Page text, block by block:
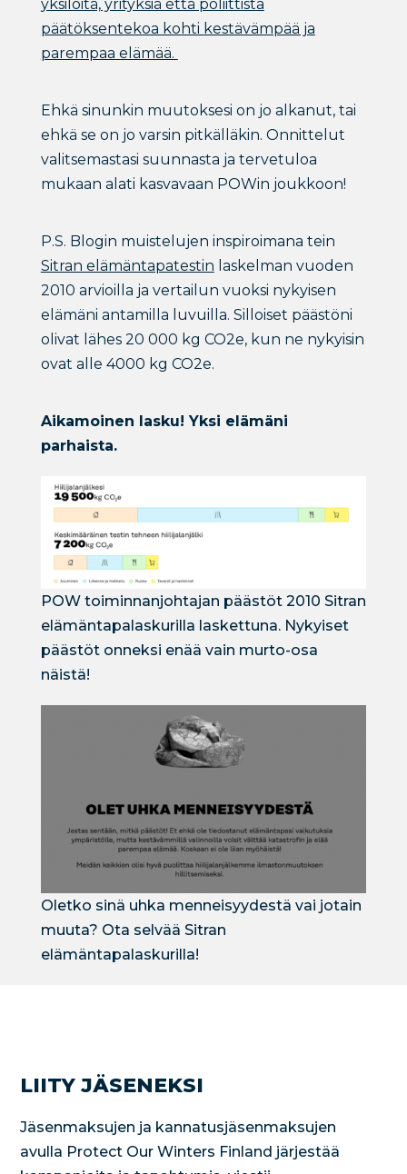
yksilöitä, yrityksiä että poliittista
päätöksentekoa kohti kestävämpää ja
parempaa elämää.
Ehkä sinunkin muutoksesi on jo alkanut, tai
ehkä se on jo varsin pitkälläkin. Onnittelut
valitsemastasi suunnasta ja tervetuloa
mukaan alati kasvavaan POWin joukkoon!
P.S. Blogin muistelujen inspiroimana tein
Sitran elämäntapatestin laskelman vuoden
2010 arvioilla ja vertailun vuoksi nykyisen
elämäni antamilla luvuilla. Silloiset päästöni
olivat lähes 20 000 kg CO2e, kun ne nykyisin
ovat alle 4000 kg CO2e.
Aikamoinen lasku! Yksi elämäni
parhaista.
POW toiminnanjohtajan päästöt 2010 Sitran
elämäntapalaskurilla laskettuna. Nykyiset
päästöt onneksi enää vain murto-osa
näistä!
Oletko sinä uhka menneisyydestä vai jotain
muuta? Ota selvää Sitran
elämäntapalaskurilla!
LIITY JÄSENEKSI
Jäsenmaksujen ja kannatusjäsenmaksujen
avulla Protect Our Winters Finland järjestää